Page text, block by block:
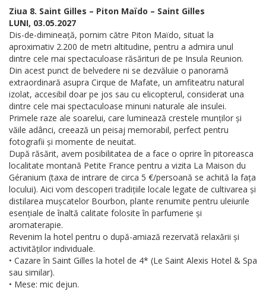
Ziua 8. Saint Gilles – Piton Maïdo – Saint Gilles
LUNI, 03.05.2027
Dis-de-dimineață, pornim către Piton Maïdo, situat la
aproximativ 2.200 de metri altitudine, pentru a admira unul
dintre cele mai spectaculoase răsărituri de pe Insula Reunion.
Din acest punct de belvedere ni se dezvăluie o panoramă
extraordinară asupra Cirque de Mafate, un amfiteatru natural
izolat, accesibil doar pe jos sau cu elicopterul, considerat una
dintre cele mai spectaculoase minuni naturale ale insulei.
Primele raze ale soarelui, care luminează crestele munților și
văile adânci, creează un peisaj memorabil, perfect pentru
fotografii și momente de neuitat.
După răsărit, avem posibilitatea de a face o oprire în pitoreasca
localitate montană Petite France pentru a vizita La Maison du
Géranium (taxa de intrare de circa 5 €/persoană se achită la fața
locului). Aici vom descoperi tradițiile locale legate de cultivarea și
distilarea mușcatelor Bourbon, plante renumite pentru uleiurile
esențiale de înaltă calitate folosite în parfumerie și
aromaterapie.
Revenim la hotel pentru o după-amiază rezervată relaxării și
activităților individuale.
• Cazare în Saint Gilles la hotel de 4* (Le Saint Alexis Hotel & Spa
sau similar).
• Mese: mic dejun.